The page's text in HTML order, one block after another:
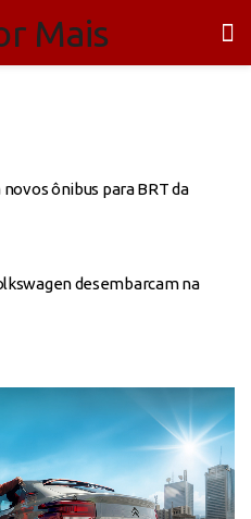
ônibus para BRT da
desembarcam na